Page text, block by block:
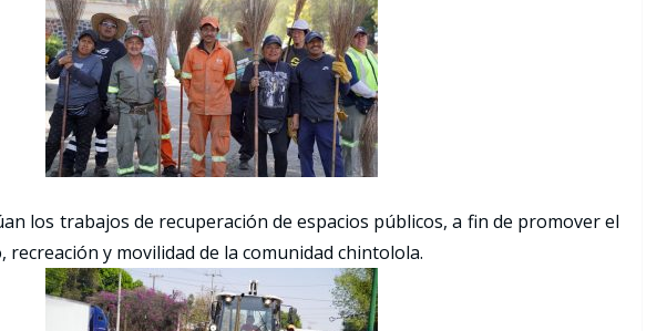
los trabajos de recuperación de espacios públicos, a fin de promover el
y movilidad de la comunidad chintolola.